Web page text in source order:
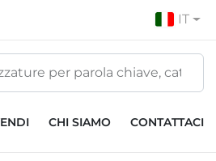
IT
VENDI CHI SIAMO CONTATTACI